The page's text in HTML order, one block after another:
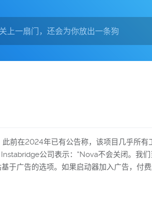
前在2024年已有公告称，该项目几乎所有
公司表示：“Nova不会关闭。我们
于广告的选项。如果启动器加入广告，付